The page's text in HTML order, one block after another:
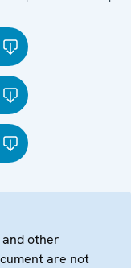
other
are not